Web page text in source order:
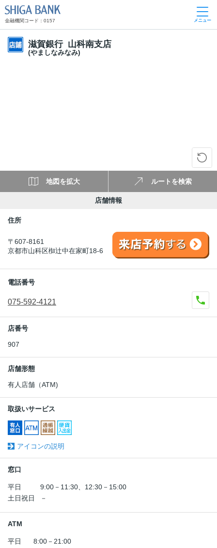
金融機関コード：0157 メニュー
滋賀銀行 山科南支店
(やましなみなみ)
地図を拡大 ルートを検索
店舗情報
住所
〒607-8161
京都市山科区椥辻中在家町18-6
電話番号
075-592-4121
店番号
907
店舗形態
有人店舗（ATM)
取扱いサービス
アイコンの説明
窓口
平日
9:00－11:30、12:30－15:00
土日祝日
－
ATM
平日
8:00－21:00